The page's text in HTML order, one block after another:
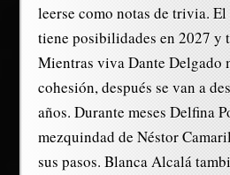
leerse como notas de trivia.
tiene posibilidades en 2027 y
Mientras viva Dante Delgado
cohesión, después se van a
años. Durante meses Delfina
mezquindad de Néstor
sus pasos. Blanca Alcalá